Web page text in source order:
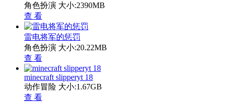
角色扮演 大小:2390MB
查 看
雷电将军的惩罚
角色扮演 大小:20.22MB
查 看
minecraft slipperyt 18
动作冒险 大小:1.67GB
查 看